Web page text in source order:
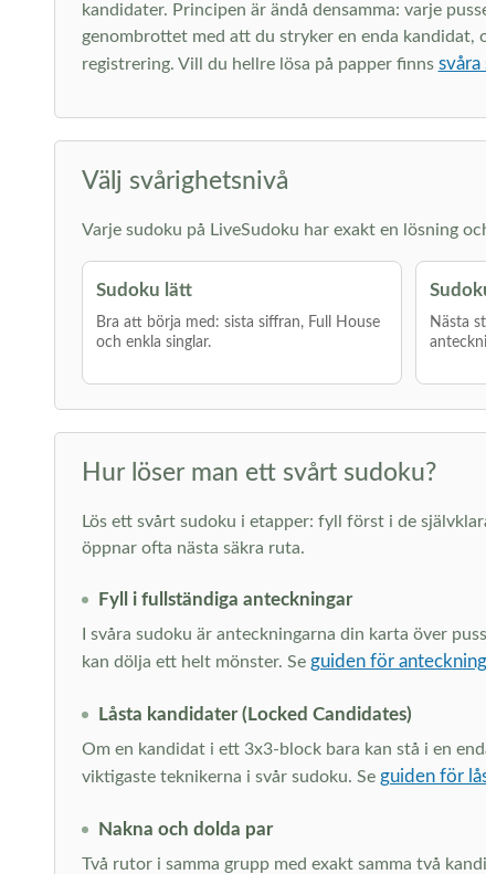
kandidater. Principen är ändå densamma: varje
genombrottet med att du stryker en enda
registrering. Vill du hellre lösa på papper finns
Välj svårighetsnivå
Varje sudoku på LiveSudoku har exakt en lösning
Sudoku lätt
Bra att börja med: sista siffran, Full House
och enkla singlar.
Nästa
Hur löser man ett svårt sudoku?
Lös ett svårt sudoku i etapper: fyll först i de
öppnar ofta nästa säkra ruta.
Fyll i fullständiga anteckningar
I svåra sudoku är anteckningarna din karta över
kan dölja ett helt mönster. Se guiden för
Låsta kandidater (Locked Candidates)
Om en kandidat i ett 3x3-block bara kan stå i en
viktigaste teknikerna i svår sudoku. Se guiden för
Nakna och dolda par
Två rutor i samma grupp med exakt samma två